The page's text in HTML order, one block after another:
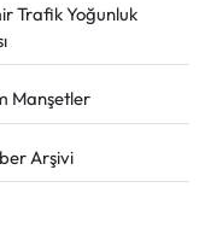
Trafik Yoğunluk
Manşetler
Arşivi